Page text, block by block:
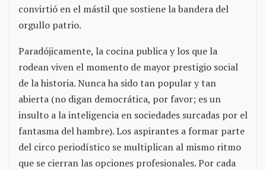
convirtió en el mástil que sostiene la bandera del
orgullo patrio.
Paradójicamente, la cocina publica y los que la
rodean viven el momento de mayor prestigio social
de la historia. Nunca ha sido tan popular y tan
abierta (no digan democrática, por favor; es un
insulto a la inteligencia en sociedades surcadas por el
fantasma del hambre). Los aspirantes a formar parte
del circo periodístico se multiplican al mismo ritmo
que se cierran las opciones profesionales. Por cada